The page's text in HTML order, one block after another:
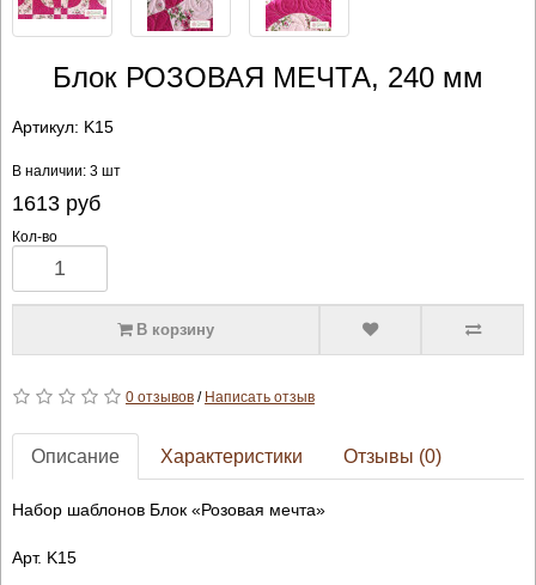
Блок РОЗОВАЯ МЕЧТА, 240 мм
Артикул: K15
В наличии: 3 шт
1613руб
Кол-во
В корзину
0 отзывов/ Написать отзыв
Описание Характеристики Отзывы (0)
Набор шаблонов Блок «Розовая мечта»
Арт. K15